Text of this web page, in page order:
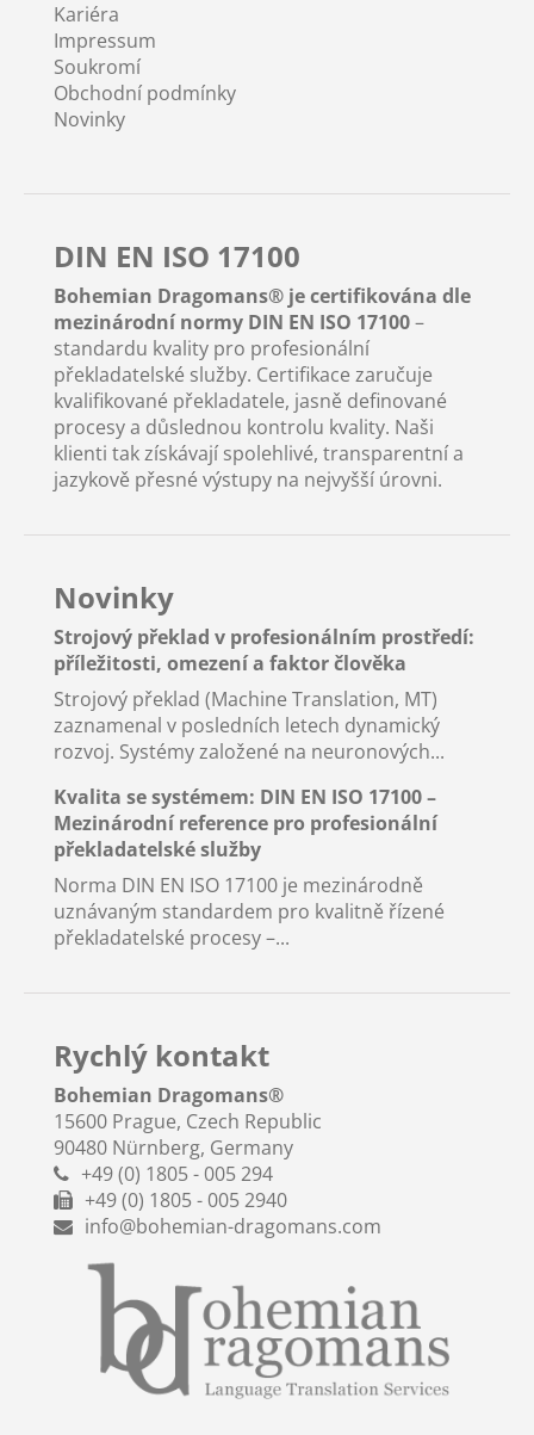
Kariéra
Impressum
Soukromí
Obchodní podmínky
Novinky
DIN EN ISO 17100
Bohemian Dragomans® je certifikována dle
mezinárodní normy DIN EN ISO 17100–
standardu kvality pro profesionální
překladatelské služby. Certifikace zaručuje
kvalifikované překladatele, jasně definované
procesy a důslednou kontrolu kvality. Naši
klienti tak získávají spolehlivé, transparentní a
jazykově přesné výstupy na nejvyšší úrovni.
Novinky
Strojový překlad v profesionálním prostředí:
příležitosti, omezení a faktor člověka
Strojový překlad (Machine Translation, MT)
zaznamenal v posledních letech dynamický
rozvoj. Systémy založené na neuronových...
Kvalita se systémem: DIN EN ISO 17100 –
Mezinárodní reference pro profesionální
překladatelské služby
Norma DIN EN ISO 17100 je mezinárodně
uznávaným standardem pro kvalitně řízené
překladatelské procesy –...
Rychlý kontakt
Bohemian Dragomans®
15600 Prague, Czech Republic
90480 Nürnberg, Germany
+49 (0) 1805 - 005 294
+49 (0) 1805 - 005 2940
info@bohemian-dragomans.com